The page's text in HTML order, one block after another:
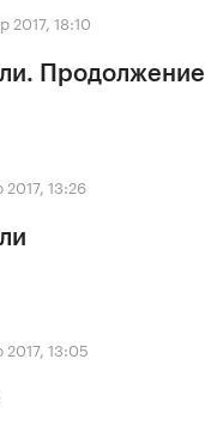
2017, 18:10
Продолжение
2017, 13:26
2017, 13:05